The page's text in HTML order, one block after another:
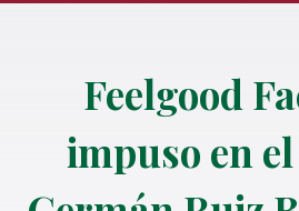
Feelgood
impuso en